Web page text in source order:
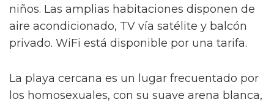
niños. Las amplias habitaciones disponen de
aire acondicionado, TV vía satélite y balcón
privado. WiFi está disponible por una tarifa.
La playa cercana es un lugar frecuentado por
los homosexuales, con su suave arena blanca,